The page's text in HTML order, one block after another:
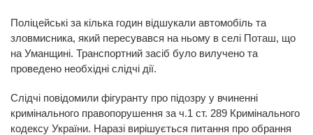
Поліцейські за кілька годин відшукали автомобіль та
зловмисника, який пересувався на ньому в селі Поташ, що
на Уманщині. Транспортний засіб було вилучено та
проведено необхідні слідчі дії.
Слідчі повідомили фігуранту про підозру у вчиненні
кримінального правопорушення за ч.1 ст. 289 Кримінального
кодексу України. Наразі вирішується питання про обрання